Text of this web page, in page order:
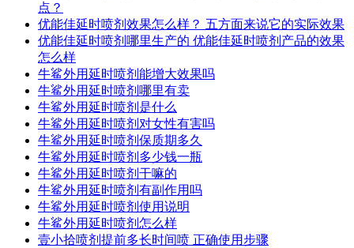
点？
优能佳延时喷剂效果怎么样？ 五方面来说它的实际效果
优能佳延时喷剂哪里生产的 优能佳延时喷剂产品的效果
怎么样
牛鲨外用延时喷剂能增大效果吗
牛鲨外用延时喷剂哪里有卖
牛鲨外用延时喷剂是什么
牛鲨外用延时喷剂对女性有害吗
牛鲨外用延时喷剂保质期多久
牛鲨外用延时喷剂多少钱一瓶
牛鲨外用延时喷剂干嘛的
牛鲨外用延时喷剂有副作用吗
牛鲨外用延时喷剂使用说明
牛鲨外用延时喷剂怎么样
壹小拾喷剂提前多长时间喷 正确使用步骤